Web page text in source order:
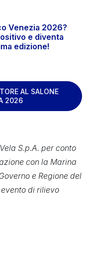
Venezia 2026?
e diventa
edizione!
AL SALONE
2026
S.p.A. per conto
con la Marina
e Regione del
di rilievo